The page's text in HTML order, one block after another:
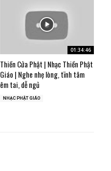
01:34:46
Thiền Cửa Phật | Nhạc Thiền Phật
Giáo | Nghe nhẹ lòng, tĩnh tâm
êm tai, dễ ngủ
NHẠC PHẬT GIÁO